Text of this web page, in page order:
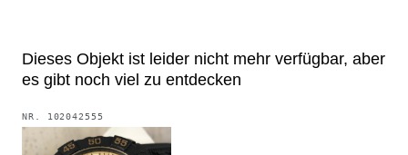
Dieses Objekt ist leider nicht mehr verfügbar, aber
es gibt noch viel zu entdecken
NR. 102042555